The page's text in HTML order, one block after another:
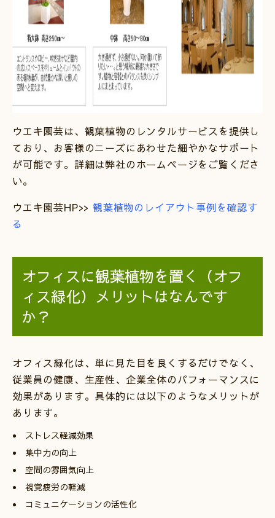
ウエキ園芸は、観葉植物のレンタルサービスを提供し
ており、お客様のニーズにあわせた細やかなサポート
が可能です。詳細は弊社のホームページをご覧くださ
い。
ウエキ園芸HP>> 観葉植物のレイアウト事例を確認す
る
オフィスに観葉植物を置く（オフ
ィス緑化）メリットはなんです
か？
オフィス緑化は、単に見た目を良くするだけでなく、
従業員の健康、生産性、企業全体のパフォーマンスに
効果があります。具体的には以下のようなメリットが
あります。
ストレス軽減効果
集中力の向上
空間の雰囲気向上
視覚疲労の軽減
コミュニケーションの活性化